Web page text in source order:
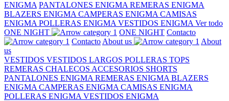
ENIGMA PANTALONES ENIGMA REMERAS ENIGMA
BLAZERS ENIGMA CAMPERAS ENIGMA CAMISAS
ENIGMA POLLERAS ENIGMA VESTIDOS ENIGMA Ver todo
ONE NIGHT
ONE NIGHT Contacto
Contacto About us
About
us
VESTIDOS VESTIDOS LARGOS POLLERAS TOPS
REMERAS CHALECOS ACCESORIOS SHORTS
PANTALONES ENIGMA REMERAS ENIGMA BLAZERS
ENIGMA CAMPERAS ENIGMA CAMISAS ENIGMA
POLLERAS ENIGMA VESTIDOS ENIGMA